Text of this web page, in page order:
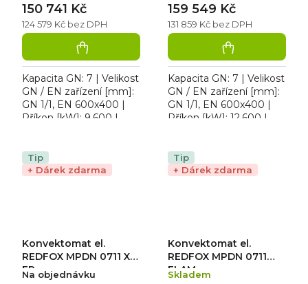
124 579 Kč bez DPH
150 741 Kč
Kapacita GN: 7 | Velikost
GN / EN zařízení [mm]:
GN 1/1, EN 600x400 |
Příkon [kW]: 9,600 |
Elektrické zařízení....
131 859 Kč bez DPH
159 549 Kč
Kapacita GN: 7 | Velikost
GN / EN zařízení [mm]:
GN 1/1, EN 600x400 |
Příkon [kW]: 12,600 |
Konvektomat el....
Tip
+ Dárek zdarma
Konvektomat el.
REDFOX MPDN 0711 X
ER
Na objednávku
Tip
+ Dárek zdarma
Konvektomat el.
REDFOX MPDN 0711
ELAM
Skladem